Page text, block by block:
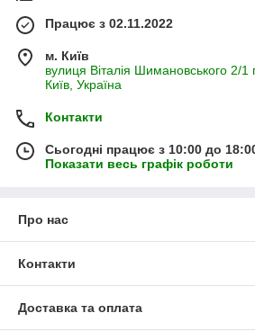
Працює з 02.11.2022
м. Київ
вулиця Віталія Шимановського 2/1
Київ, Україна
Контакти
Сьогодні працює з 10:00 до
Показати весь графік роботи
Про нас
Контакти
Доставка та оплата